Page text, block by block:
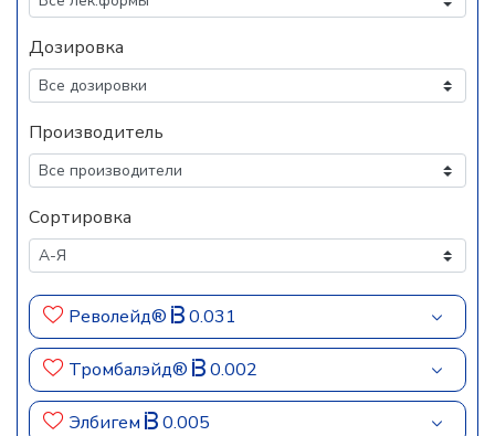
Дозировка
Производитель
Сортировка
Револейд® 0.031
Тромбалэйд® 0.002
Элбигем 0.005